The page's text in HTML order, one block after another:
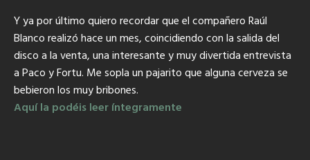
Y ya por último quiero recordar que el compañero Raúl
Blanco realizó hace un mes, coincidiendo con la salida del
disco a la venta, una interesante y muy divertida entrevista
a Paco y Fortu. Me sopla un pajarito que alguna cerveza se
bebieron los muy bribones.
Aquí la podéis leer íntegramente